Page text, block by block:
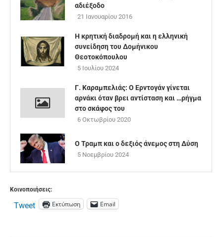
αδιέξοδο
21 Ιανουαρίου 2016
Η κρητική διαδρομή και η ελληνική
συνείδηση του Δομήνικου
Θεοτοκόπουλου
5 Ιουλίου 2024
Γ. Καραμπελιάς: Ο Ερντογάν γίνεται
αρνάκι όταν βρει αντίσταση και …ρήγμα
στο σκάφος του
6 Οκτωβρίου 2020
Ο Τραμπ και ο δεξιός άνεμος στη Δύση
5 Νοεμβρίου 2024
Κοινοποιήσεις:
Tweet Εκτύπωση Email